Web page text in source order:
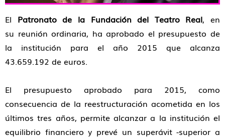
El Patronato de la Fundación del Teatro Real, en
su reunión ordinaria, ha aprobado el presupuesto de
la institución para el año 2015 que alcanza
43.659.192 de euros.
El presupuesto aprobado para 2015, como
consecuencia de la reestructuración acometida en los
últimos tres años, permite alcanzar a la institución el
equilibrio financiero y prevé un superávit -superior a